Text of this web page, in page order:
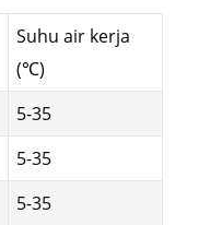
Suhu air kerja
(℃)
5-35
5-35
5-35